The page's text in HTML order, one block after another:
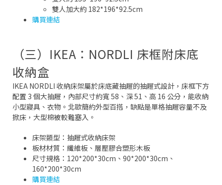
雙人加大約 182*196*92.5cm
購買連結
（三）IKEA：NORDLI 床框附床底
收納盒
IKEA NORDLI 收納床架屬於床底藏抽屜的抽屜式設計，床框下方
配置 3 個大抽屜，內部尺寸約寬 58、深 51、高 16 公分，能收納
小型寢具、衣物。北歐簡約外型百搭，缺點是單格抽屜容量不及
掀床，大型棉被較難塞入。
床架類型：抽屜式收納床架
板材材質：纖維板、層壓膠合塑形木板
尺寸規格：120*200*30cm、90*200*30cm、
160*200*30cm
購買連結